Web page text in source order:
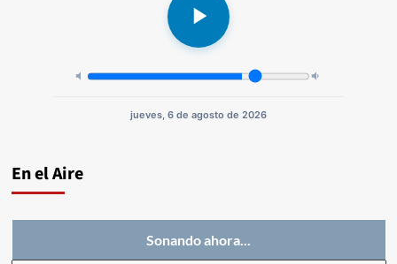
jueves, 6 de agosto de 2026
En el Aire
Sonando ahora...